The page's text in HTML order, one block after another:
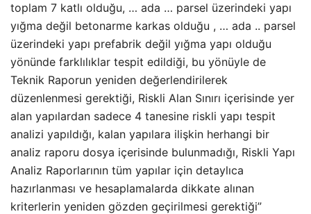
toplam 7 katlı olduğu, … ada … parsel üzerindeki yapı
yığma değil betonarme karkas olduğu , … ada .. parsel
üzerindeki yapı prefabrik değil yığma yapı olduğu
yönünde farklılıklar tespit edildiği, bu yönüyle de
Teknik Raporun yeniden değerlendirilerek
düzenlenmesi gerektiği, Riskli Alan Sınırı içerisinde yer
alan yapılardan sadece 4 tanesine riskli yapı tespit
analizi yapıldığı, kalan yapılara ilişkin herhangi bir
analiz raporu dosya içerisinde bulunmadığı, Riskli Yapı
Analiz Raporlarının tüm yapılar için detaylıca
hazırlanması ve hesaplamalarda dikkate alınan
kriterlerin yeniden gözden geçirilmesi gerektiği”